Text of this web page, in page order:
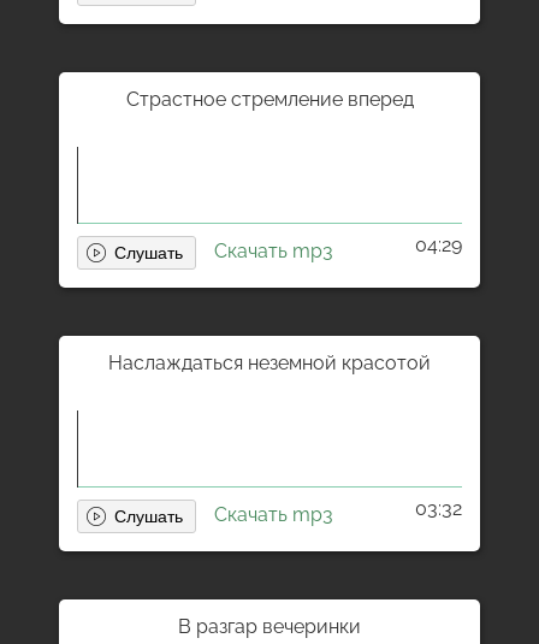
Страстное стремление вперед
Скачать mp3 04:29
Наслаждаться неземной красотой
Скачать mp3 03:32
В разгар вечеринки